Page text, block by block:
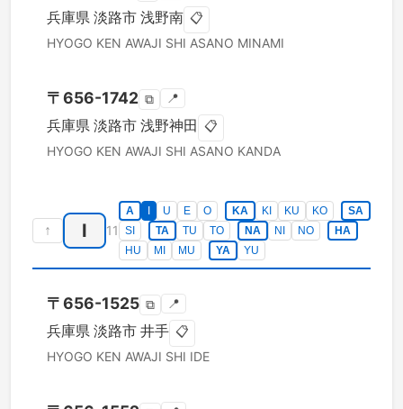
兵庫県 淡路市 浅野南 📋
HYOGO KEN AWAJI SHI ASANO MINAMI
〒656-1742 ⧉ 📍
兵庫県 淡路市 浅野神田 📋
HYOGO KEN AWAJI SHI ASANO KANDA
↑ I 11
A U E O KA KI KU KO
SA
SI
TA TU TO NA NI NO
HA
HU
MI MU YA YU
〒656-1525 ⧉ 📍
兵庫県 淡路市 井手 📋
HYOGO KEN AWAJI SHI IDE